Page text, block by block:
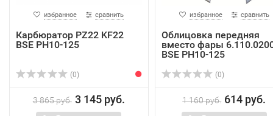
избранное сравнить
Карбюратор PZ22 KF22
BSE PH10-125
(0)
3 865 руб. 3 145 руб.
избранное сравнить
Облицовка передняя
вместо фары
BSE PH10-125
(0)
1 160 руб. 614 руб.